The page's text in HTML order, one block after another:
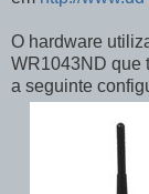
O hardware
WR1043ND que
a seguinte